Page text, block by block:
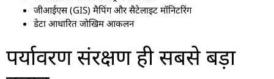
जीआईएस (GIS) मैपिंग और सैटेलाइट मॉनिटरिंग
डेटा आधारित जोखिम आकलन
पर्यावरण संरक्षण ही सबसे बड़ा